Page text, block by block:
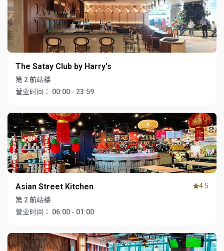
The Satay Club by Harry's
第 2 航站楼
营业时间：
00:00 - 23:59
Asian Street Kitchen
第 2 航站楼
营业时间：
06:00 - 01:00
4.5